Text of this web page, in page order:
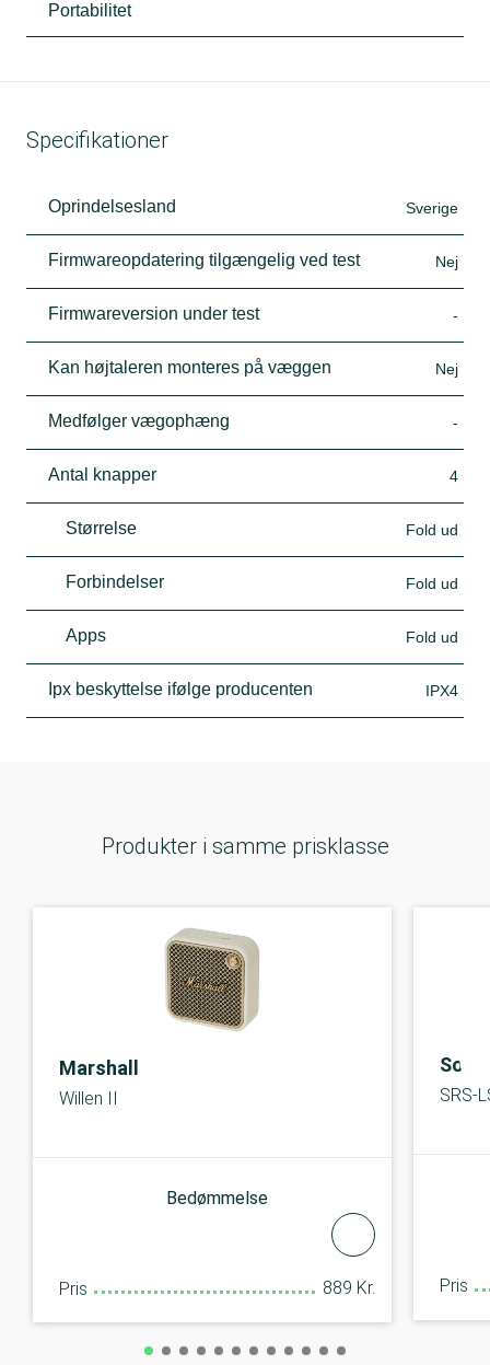
Portabilitet
Specifikationer
Oprindelsesland Sverige
Firmwareopdatering tilgængelig ved test Nej
Firmwareversion under test -
Kan højtaleren monteres på væggen Nej
Medfølger vægophæng -
Antal knapper 4
Størrelse Fold ud
Forbindelser Fold ud
Apps Fold ud
Ipx beskyttelse ifølge producenten IPX4
Produkter i samme prisklasse
Marshall
Willen II
Bedømmelse
Pris 889 Kr.
Sony
SRS-
Pris